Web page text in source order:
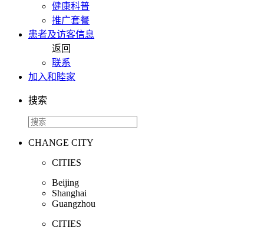
健康科普
推广套餐
患者及访客信息
返回
联系
加入和睦家
搜索
CHANGE CITY
CITIES
Beijing
Shanghai
Guangzhou
CITIES